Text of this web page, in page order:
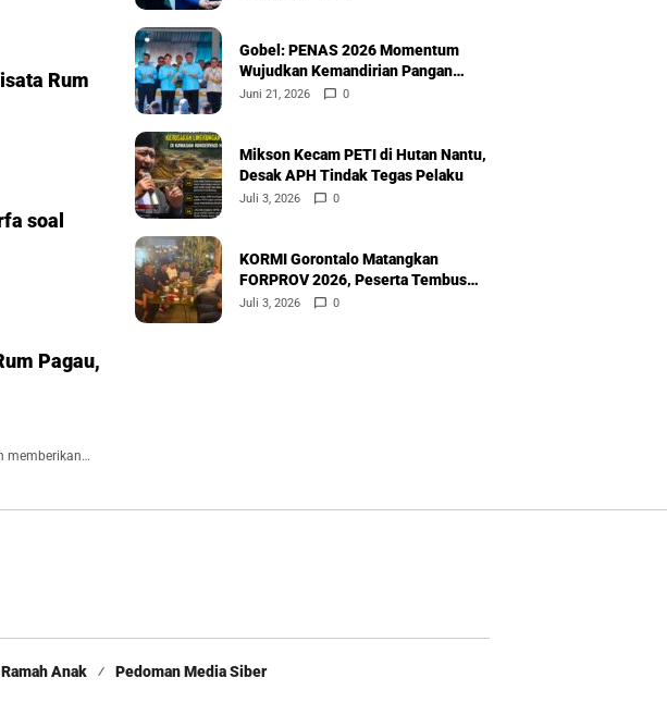
Rum
soal
Pagau,
memberikan…
Gobel: PENAS 2026 Momentum
Wujudkan Kemandirian Pangan
Nasional
Juni 21, 2026 0
Mikson Kecam PETI di Hutan Nantu,
Desak APH Tindak Tegas Pelaku
Juli 3, 2026 0
KORMI Gorontalo Matangkan
FORPROV 2026, Peserta Tembus
600
Juli 3, 2026 0
Ramah Anak Pedoman Media Siber